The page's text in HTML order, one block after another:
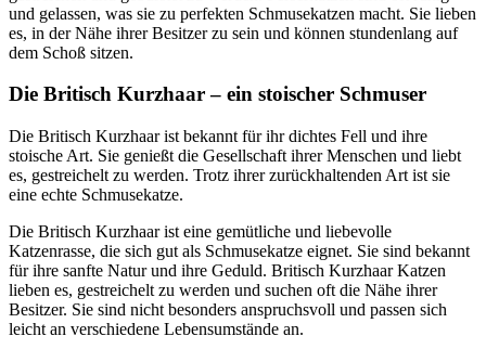
und gelassen, was sie zu perfekten Schmusekatzen macht. Sie lieben
es, in der Nähe ihrer Besitzer zu sein und können stundenlang auf
dem Schoß sitzen.
Die Britisch Kurzhaar – ein stoischer Schmuser
Die Britisch Kurzhaar ist bekannt für ihr dichtes Fell und ihre
stoische Art. Sie genießt die Gesellschaft ihrer Menschen und liebt
es, gestreichelt zu werden. Trotz ihrer zurückhaltenden Art ist sie
eine echte Schmusekatze.
Die Britisch Kurzhaar ist eine gemütliche und liebevolle
Katzenrasse, die sich gut als Schmusekatze eignet. Sie sind bekannt
für ihre sanfte Natur und ihre Geduld. Britisch Kurzhaar Katzen
lieben es, gestreichelt zu werden und suchen oft die Nähe ihrer
Besitzer. Sie sind nicht besonders anspruchsvoll und passen sich
leicht an verschiedene Lebensumstände an.